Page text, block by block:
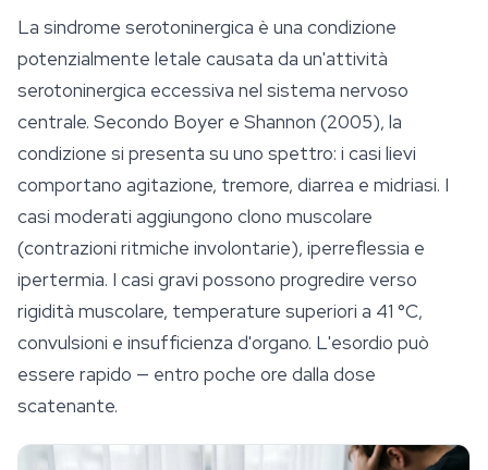
La sindrome serotoninergica è una condizione
potenzialmente letale causata da un'attività
serotoninergica eccessiva nel sistema nervoso
centrale. Secondo Boyer e Shannon (2005), la
condizione si presenta su uno spettro: i casi lievi
comportano agitazione, tremore, diarrea e midriasi. I
casi moderati aggiungono clono muscolare
(contrazioni ritmiche involontarie), iperreflessia e
ipertermia. I casi gravi possono progredire verso
rigidità muscolare, temperature superiori a 41 °C,
convulsioni e insufficienza d'organo. L'esordio può
essere rapido — entro poche ore dalla dose
scatenante.